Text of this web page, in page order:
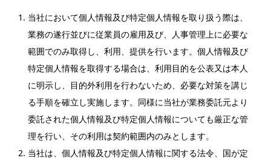
当社において個人情報及び特定個人情報を取り扱う際は、
業務の遂行並びに従業員の雇用及び、人事管理上に必要な
範囲でのみ取得し、利用、提供を行います。個人情報及び
特定個人情報を取得する場合は、利用目的を公表又は本人
に明示し、目的外利用を行わないため、必要な対策を講じ
る手順を確立し実施します。同様に当社が業務委託元より
委託された個人情報及び特定個人情報についても厳正な管
理を行い、その利用は契約範囲内のみとします。
当社は、個人情報及び特定個人情報に関する法令、国が定